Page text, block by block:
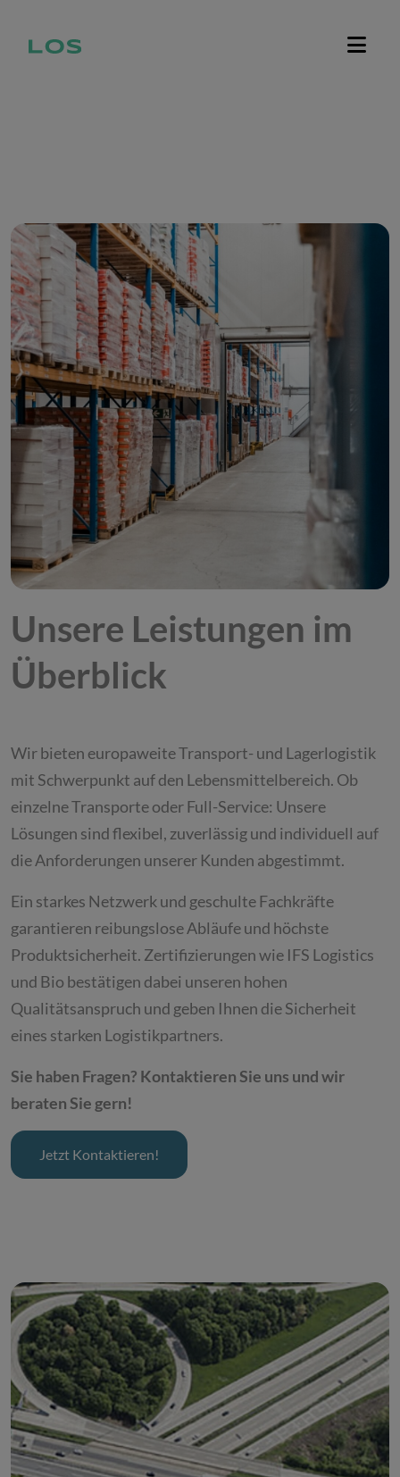
Unsere Leistungen im
Überblick
Wir bieten europaweite Transport- und Lagerlogistik
mit Schwerpunkt auf den Lebensmittelbereich. Ob
einzelne Transporte oder Full-Service: Unsere
Lösungen sind flexibel, zuverlässig und individuell auf
die Anforderungen unserer Kunden abgestimmt.
Ein starkes Netzwerk und geschulte Fachkräfte
garantieren reibungslose Abläufe und höchste
Produktsicherheit. Zertifizierungen wie IFS Logistics
und Bio bestätigen dabei unseren hohen
Qualitätsanspruch und geben Ihnen die Sicherheit
eines starken Logistikpartners.
Sie haben Fragen? Kontaktieren Sie uns und wir
beraten Sie gern!
Jetzt Kontaktieren!